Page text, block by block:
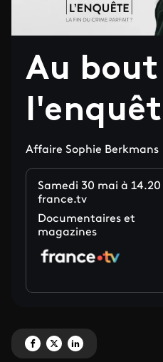
Au bout
Affaire Sophie Berkmans
Samedi 30 mai à
france.tv
Documentaires et
magazines
Partagez 'Au bout de l'enquête' sur
Partagez 'Au bout de
Partagez 'Au bout de